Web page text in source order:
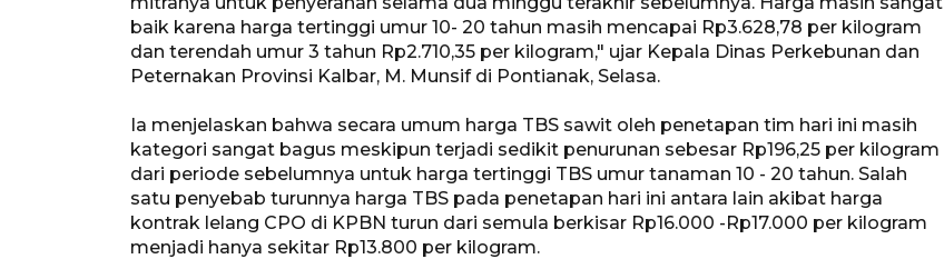
baik karena harga tertinggi umur 10- 20 tahun masih mencapai Rp3.628,78 per kilogram
dan terendah umur 3 tahun Rp2.710,35 per kilogram," ujar Kepala Dinas Perkebunan dan
Peternakan Provinsi Kalbar, M. Munsif di Pontianak, Selasa.
Ia menjelaskan bahwa secara umum harga TBS sawit oleh penetapan tim hari ini masih
kategori sangat bagus meskipun terjadi sedikit penurunan sebesar Rp196,25 per kilogram
dari periode sebelumnya untuk harga tertinggi TBS umur tanaman 10 - 20 tahun. Salah
satu penyebab turunnya harga TBS pada penetapan hari ini antara lain akibat harga
kontrak lelang CPO di KPBN turun dari semula berkisar Rp16.000 -Rp17.000 per kilogram
menjadi hanya sekitar Rp13.800 per kilogram.